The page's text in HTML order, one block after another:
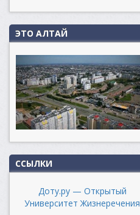
ЭТО АЛТАЙ
ССЫЛКИ
Доту.ру — Открытый
Университет Жизнеречения